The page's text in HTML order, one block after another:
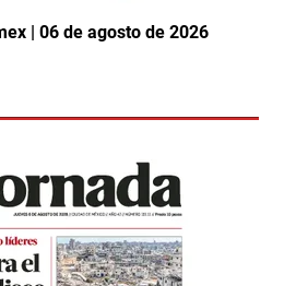
| 06 de agosto de 2026